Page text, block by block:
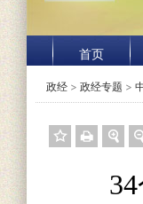
首页
政经 > 政经专题 >